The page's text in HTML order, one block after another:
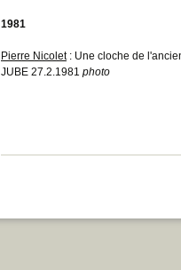
1981
Pierre Nicolet: Une cloche de
JUBE 27.2.1981 photo